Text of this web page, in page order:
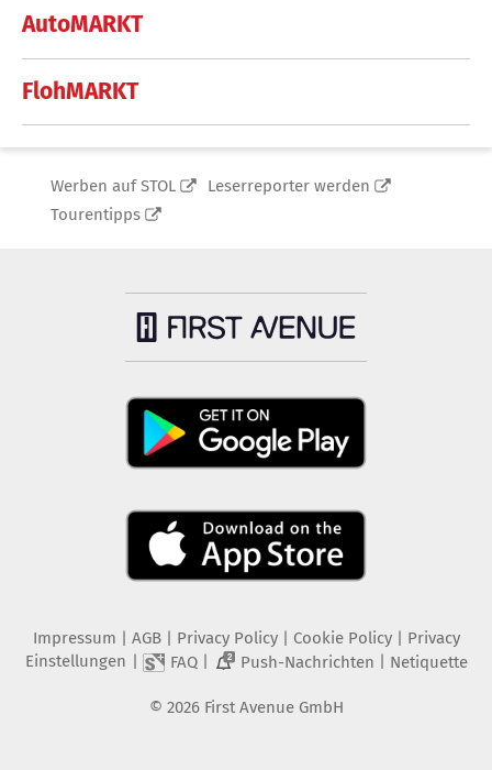
AutoMARKT
FlohMARKT
Werben auf STOL
Leserreporter werden
Tourentipps
Impressum AGB Privacy Policy| Cookie Policy| Privacy
Einstellungen
FAQ| 2 Push-Nachrichten Netiquette
© 2026 First Avenue GmbH